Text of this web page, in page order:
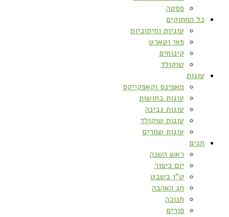
פסטה
כל המתוקים
עוגיות וחיתוכיות
פאי וטארט
קינוחים
שוקולד
עוגות
מאפינס וקאפקייקס
עוגות בחושות
עוגות גבינה
עוגות שוקולד
עוגות שמרים
חגים
ראש השנה
יום כיפור
ט”ו בשבט
חג האהבה
חנוכה
פורים